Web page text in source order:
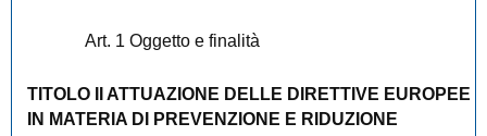
Art. 1 Oggetto e finalità
TITOLO II ATTUAZIONE DELLE DIRETTIVE EUROPEE
IN MATERIA DI PREVENZIONE E RIDUZIONE